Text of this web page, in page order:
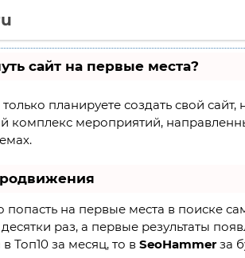
сайт на первые места?
планируете создать свой
комплекс мероприятий,
попасть на первые места в поиске
раз, а первые результаты
Топ10 за месяц, то в SeoHammer за